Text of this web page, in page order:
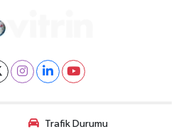
Trafik Durumu